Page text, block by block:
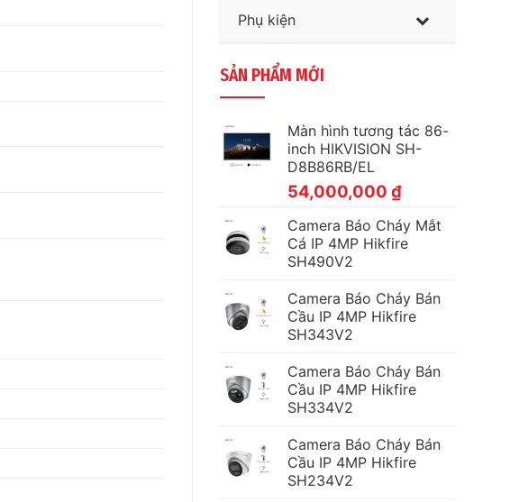
Phụ kiện
SẢN PHẨM MỚI
Màn hình tương tác 86-
inch HIKVISION SH-
D8B86RB/EL
54,000,000 ₫
Camera Báo Cháy Mắt
Cá IP 4MP Hikfire
SH490V2
Camera Báo Cháy Bán
Cầu IP 4MP Hikfire
SH343V2
Camera Báo Cháy Bán
Cầu IP 4MP Hikfire
SH334V2
Camera Báo Cháy Bán
Cầu IP 4MP Hikfire
SH234V2